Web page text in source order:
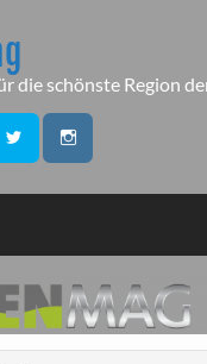
die schönste Region